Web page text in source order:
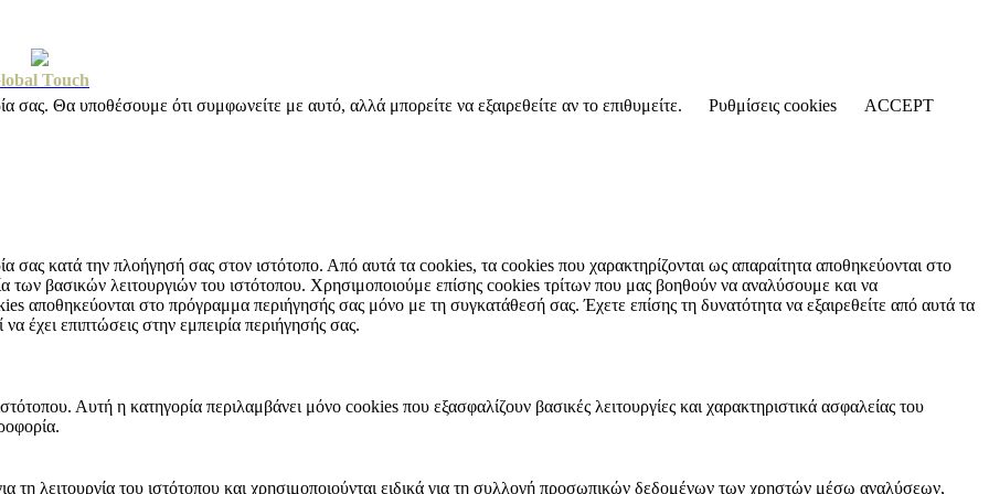
Touch
σας. Θα υποθέσουμε ότι συμφωνείτε με αυτό, αλλά μπορείτε να εξαιρεθείτε αν το επιθυμείτε.
Ρυθμίσεις cookies ACCEPT
σας κατά την πλοήγησή σας στον ιστότοπο. Από αυτά τα cookies, τα cookies που χαρακτηρίζονται ως απαραίτητα αποθηκεύονται στο
των βασικών λειτουργιών του ιστότοπου. Χρησιμοποιούμε επίσης cookies τρίτων που μας βοηθούν να αναλύσουμε και να
αποθηκεύονται στο πρόγραμμα περιήγησής σας μόνο με τη συγκατάθεσή σας. Έχετε επίσης τη δυνατότητα να εξαιρεθείτε από αυτά τα
έχει επιπτώσεις στην εμπειρία περιήγησής σας.
Αυτή η κατηγορία περιλαμβάνει μόνο cookies που εξασφαλίζουν βασικές λειτουργίες και χαρακτηριστικά ασφαλείας του
τη λειτουργία του ιστότοπου και χρησιμοποιούνται ειδικά για τη συλλογή προσωπικών δεδομένων των χρηστών μέσω αναλύσεων,